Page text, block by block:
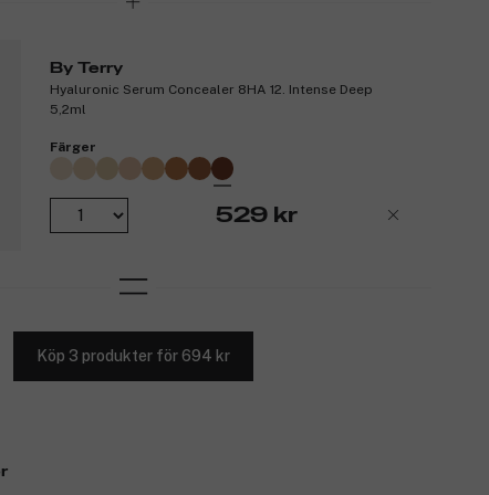
By Terry
Hyaluronic Serum Concealer 8HA 12. Intense Deep
5,2ml
Färger
529 kr
Köp 3 produkter för 694 kr